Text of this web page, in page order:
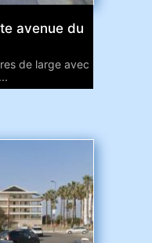
avenue du
de large avec